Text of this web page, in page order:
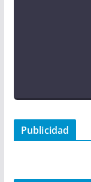
Publicidad